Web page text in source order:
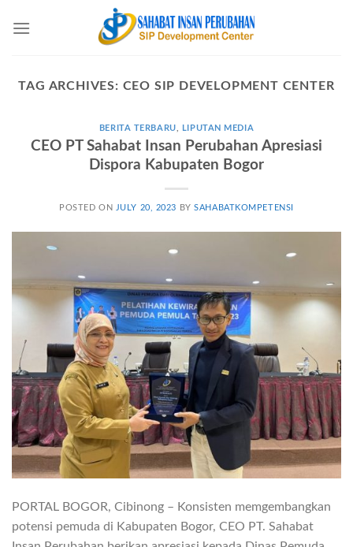
TAG ARCHIVES: CEO SIP DEVELOPMENT CENTER
BERITA TERBARU LIPUTAN MEDIA
CEO PT Sahabat Insan Perubahan Apresiasi
Dispora Kabupaten Bogor
POSTED ON JULY 20, 2023 BYSAHABATKOMPETENSI
PORTAL BOGOR, Cibinong – Konsisten memgembangkan
potensi pemuda di Kabupaten Bogor, CEO PT. Sahabat